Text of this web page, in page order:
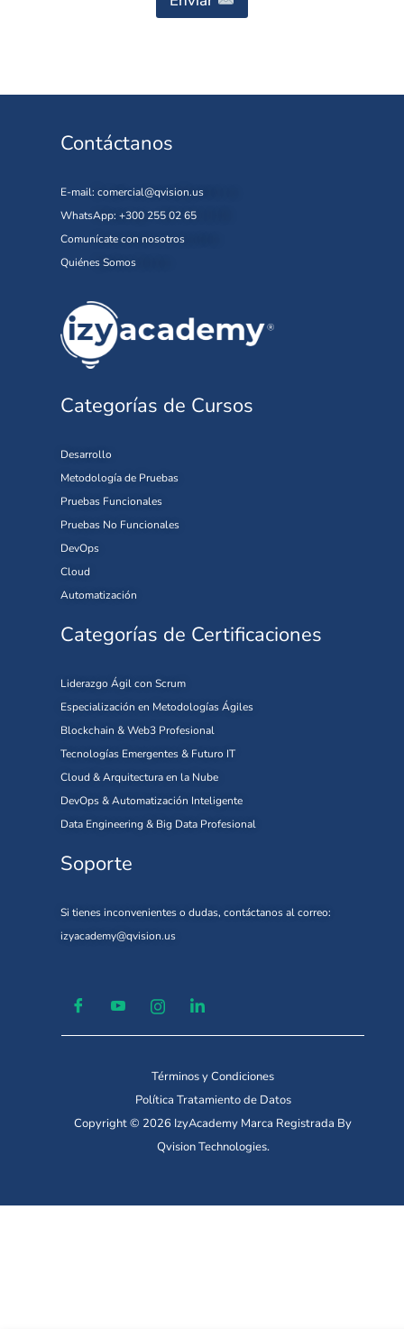
Contáctanos
E-mail: comercial@qvision.us
WhatsApp: +300 255 02 65
Comunícate con nosotros
Quiénes Somos
Categorías de Cursos
Desarrollo
Metodología de Pruebas
Pruebas Funcionales
Pruebas No Funcionales
DevOps
Cloud
Automatización
Categorías de Certificaciones
Liderazgo Ágil con Scrum
Especialización en Metodologías Ágiles
Blockchain & Web3 Profesional
Tecnologías Emergentes & Futuro IT
Cloud & Arquitectura en la Nube
DevOps & Automatización Inteligente
Data Engineering & Big Data Profesional
Soporte
Si tienes inconvenientes o dudas, contáctanos al correo:
izyacademy@qvision.us
Términos y Condiciones
Política Tratamiento de Datos
Copyright © 2026 IzyAcademy Marca Registrada By
Qvision Technologies.